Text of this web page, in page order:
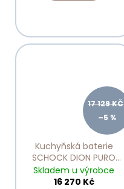
17 129 KČ
–5 %
Kuchyňská baterie
SCHOCK DION PURO
510120
Skladem u výrobce
16 270 Kč